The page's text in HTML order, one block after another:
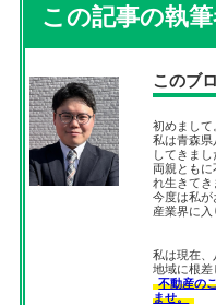
この記事の執
このブ
初めまして
私は青森
してきまし
両親ともに
れ生きてき
今度は私
産業界に入
私は現在、
地域に根差
不動産の
ませ。